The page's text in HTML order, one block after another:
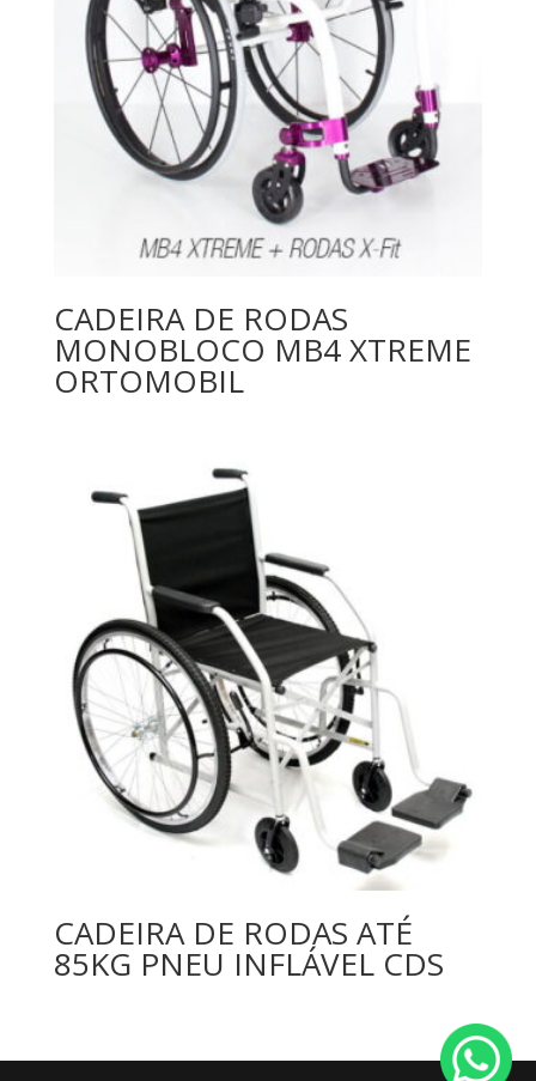
CADEIRA DE RODAS
MONOBLOCO MB4 XTREME
ORTOMOBIL
CADEIRA DE RODAS ATÉ
85KG PNEU INFLÁVEL CDS